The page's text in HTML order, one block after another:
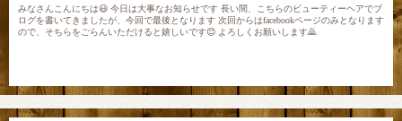
みなさんこんにちは😃 今日は大事なお知らせです 長い間、こちらのビューティーヘアでブ
ログを書いてきましたが、今回で最後となります 次回からはfacebookページのみとなります
ので、そちらをごらんいただけると嬉しいです😊 よろしくお願いします🙇